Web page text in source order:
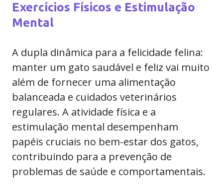
Exercícios Físicos e Estimulação
Mental
A dupla dinâmica para a felicidade felina:
manter um gato saudável e feliz vai muito
além de fornecer uma alimentação
balanceada e cuidados veterinários
regulares. A atividade física e a
estimulação mental desempenham
papéis cruciais no bem-estar dos gatos,
contribuindo para a prevenção de
problemas de saúde e comportamentais.